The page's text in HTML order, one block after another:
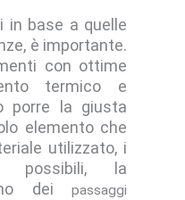
in base a quelle
è importante.
con ottime
termico e
porre la giusta
elemento che
utilizzato, i
possibili, la
dei passaggi